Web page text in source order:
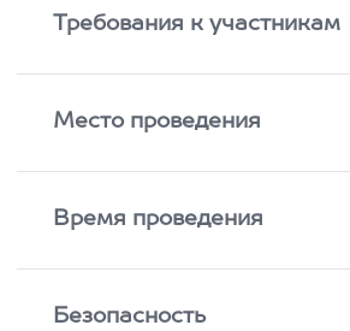
Требования к участникам
Место проведения
Время проведения
Безопасность